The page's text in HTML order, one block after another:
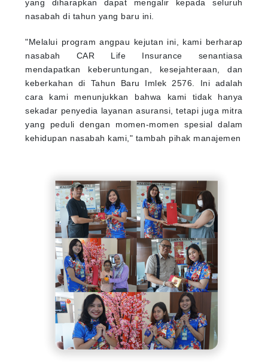
yang diharapkan dapat mengalir kepada seluruh
nasabah di tahun yang baru ini.
"Melalui program angpau kejutan ini, kami berharap
nasabah CAR Life Insurance senantiasa
mendapatkan keberuntungan, kesejahteraan, dan
keberkahan di Tahun Baru Imlek 2576. Ini adalah
cara kami menunjukkan bahwa kami tidak hanya
sekadar penyedia layanan asuransi, tetapi juga mitra
yang peduli dengan momen-momen spesial dalam
kehidupan nasabah kami," tambah pihak manajemen